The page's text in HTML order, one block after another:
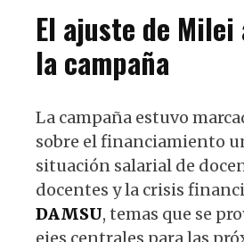
El ajuste de Milei
la campaña
La campaña estuvo
sobre el financiamiento
situación salarial de
docentes y la crisis
DAMSU, temas que se